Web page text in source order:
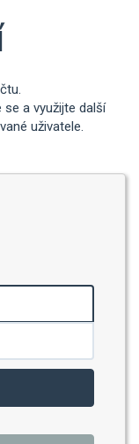
a využijte další
uživatele.